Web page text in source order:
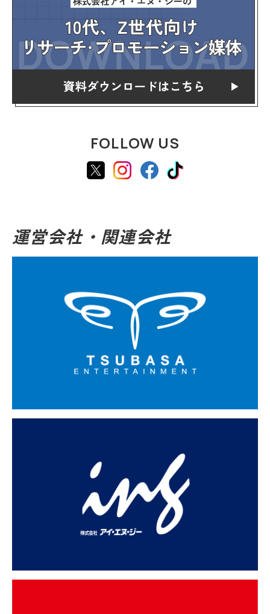
FOLLOW US
運営会社・関連会社